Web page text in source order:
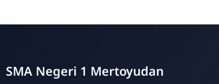
SMA Negeri 1 Mertoyudan